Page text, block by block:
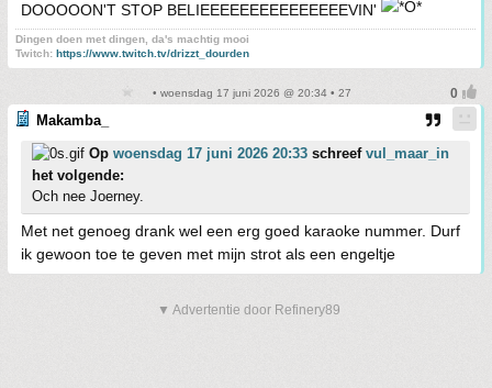
DOOOOON'T STOP BELIEEEEEEEEEEEEEEEVIN'
Dingen doen met dingen, da's machtig mooi
Twitch: https://www.twitch.tv/drizzt_dourden
• woensdag 17 juni 2026 @ 20:34 • 27
Makamba_
Op woensdag 17 juni 2026 20:33 schreef vul_maar_in
het volgende:
Och nee Joerney.
Met net genoeg drank wel een erg goed karaoke nummer. Durf
ik gewoon toe te geven met mijn strot als een engeltje
▼ Advertentie door Refinery89